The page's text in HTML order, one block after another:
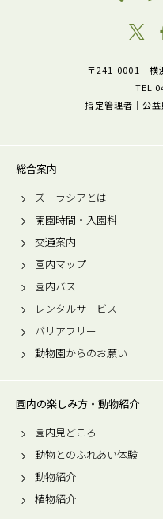
〒241-0001 横
TEL
指定管理者｜公
総合案内
ズーラシアとは
開園時間・入園料
交通案内
園内マップ
園内バス
レンタルサービス
バリアフリー
動物園からのお願い
園内の楽しみ方・動物紹介
園内見どころ
動物とのふれあい体験
動物紹介
植物紹介